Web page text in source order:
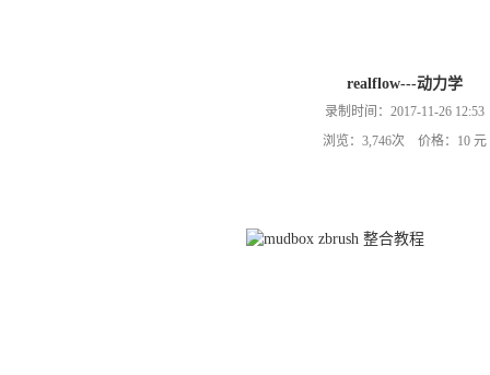
realflow---动力学
录制时间：2017-11-26 12:53
浏览：3,746次 价格：10 元